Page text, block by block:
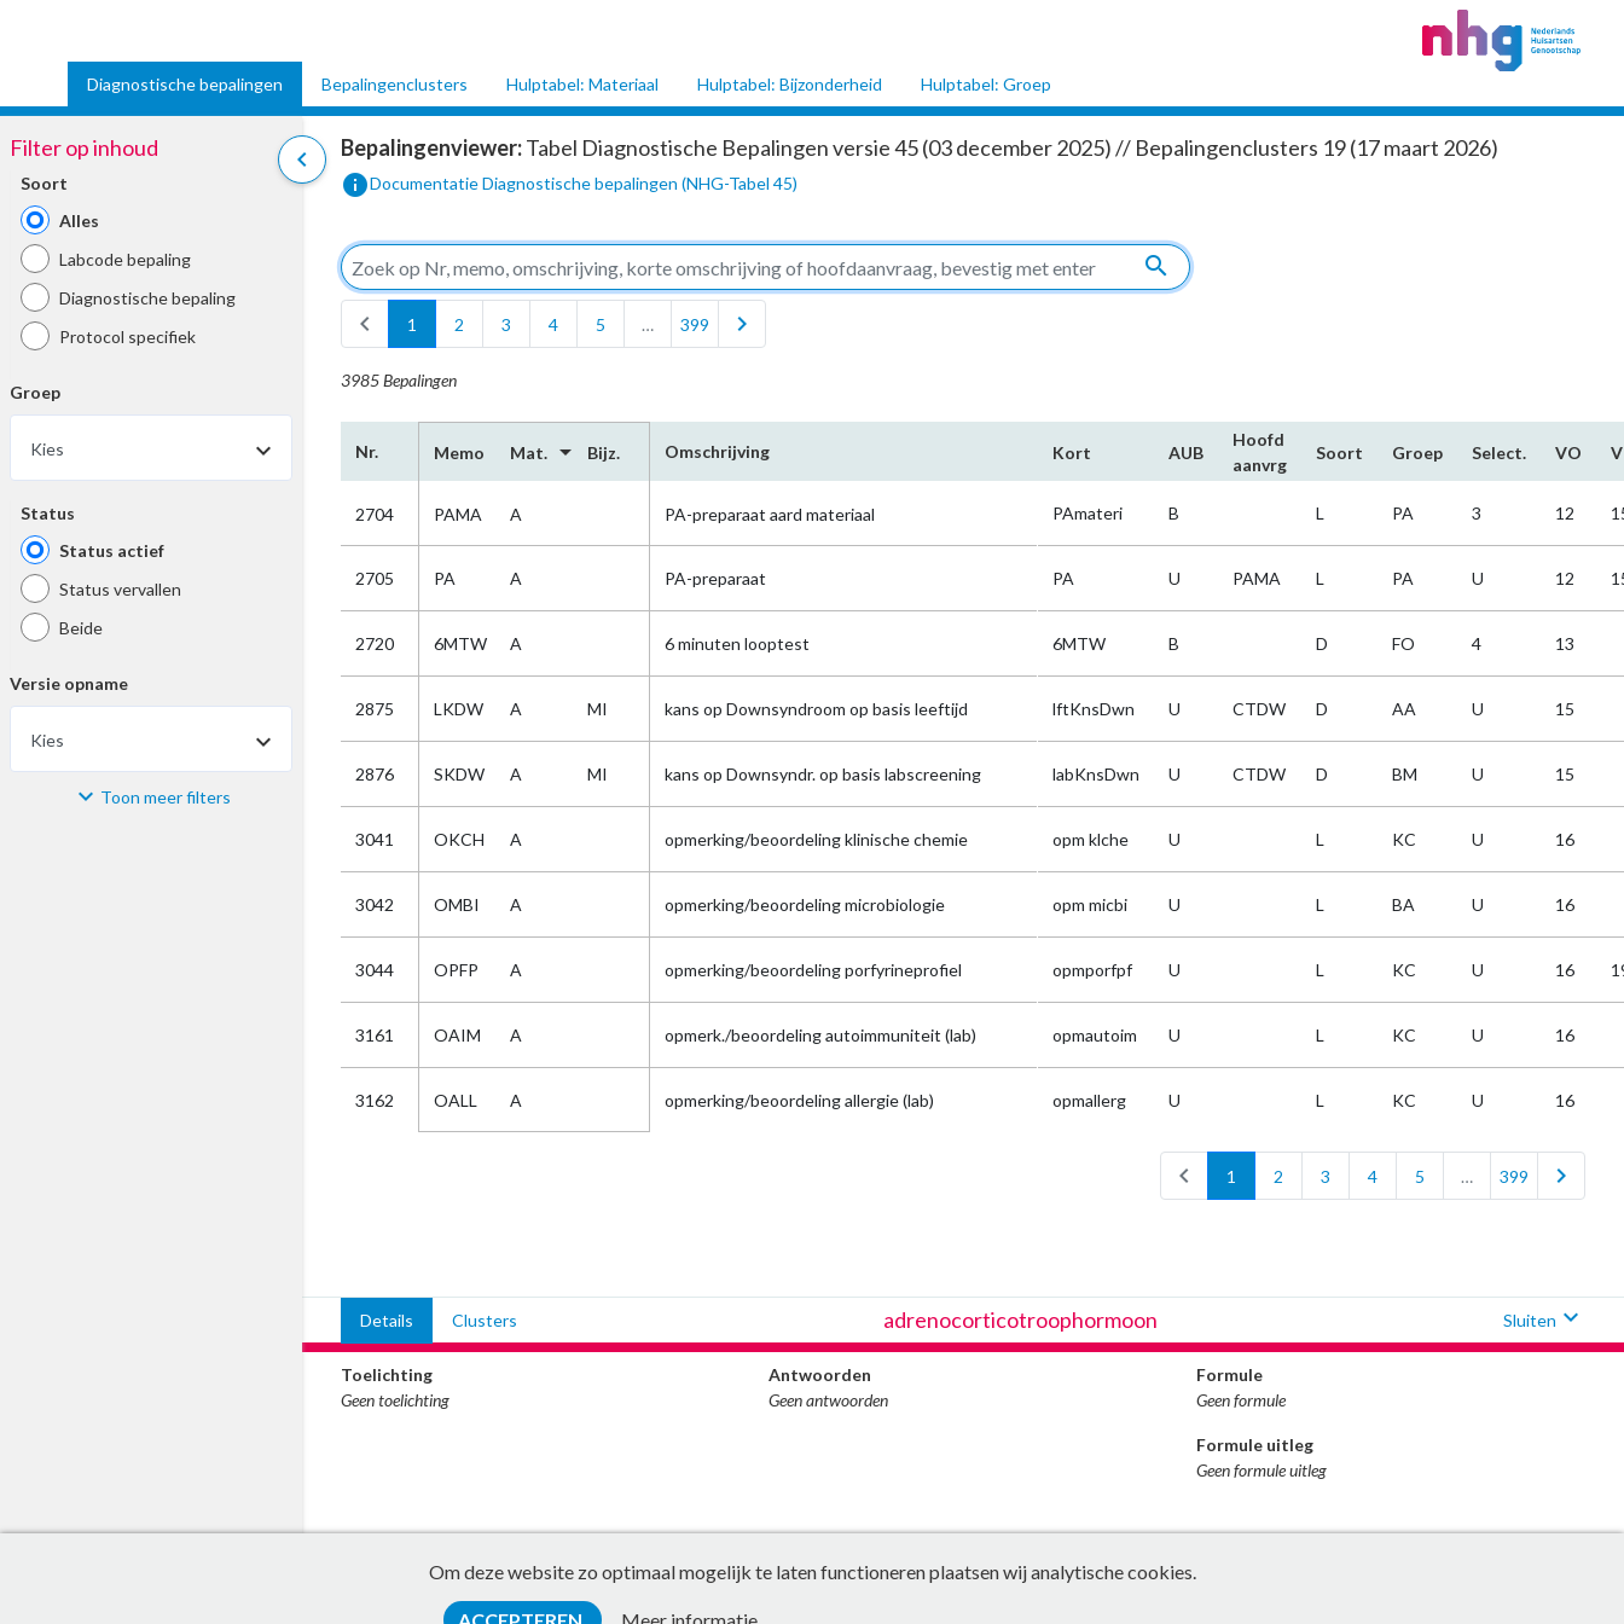
Diagnostische bepalingen Bepalingenclusters Hulptabel: Materiaal Hulptabel: Bijzonderheid Hulptabel: Groep
chevron_left
Filter op inhoud
Soort
Alles
Labcode bepaling
Diagnostische bepaling
Protocol specifiek
Groep
Kies
Status
Status actief
Status vervallen
Beide
Versie opname
Kies
Materiaal Toon meer filters
Bepalingenviewer:Tabel Diagnostische Bepalingen versie 45 (03 december 2025) // Bepalingenclusters 19 (17 maart 2026)
infoDocumentatie Diagnostische bepalingen (NHG-Tabel 45)
search
chevron_left
1 2 3 4 5 … 399 chevron_right
3985 Bepalingen
Nr. Memo Mat. arrow_drop_down Bijz. Omschrijving Kort AUB
Hoofd​
aanvrg
Soort Groep Select. VO
2704 PAMA A PA-preparaat aard materiaal PAmateri B L PA 3 12
2705 PA A PA-preparaat PA U PAMA L PA U 12
2720 6MTW A 6 minuten looptest 6MTW B D FO 4 13
2875 LKDW A MI kans op Downsyndroom op basis leeftijd lftKnsDwn U CTDW D AA U 15
2876 SKDW A MI kans op Downsyndr. op basis labscreening labKnsDwn U CTDW D BM U 15
3041 OKCH A opmerking/beoordeling klinische chemie opm klche U L KC U 16
3042 OMBI A opmerking/beoordeling microbiologie opm micbi U L BA U 16
3044 OPFP A opmerking/beoordeling porfyrineprofiel opmporfpf U L KC U 16
3161 OAIM A opmerk./beoordeling autoimmuniteit (lab) opmautoim U L KC U 16
3162 OALL A opmerking/beoordeling allergie (lab) opmallerg U L KC U 16
chevron_left 1 2 3 4 5 … 399 chevron_right
Details Clusters adrenocorticotroophormoon Sluiten expand_more
Toelichting
Geen toelichting
Antwoorden
Geen antwoorden
Formule
Geen formule
Formule uitleg
Geen formule uitleg
Om deze website zo optimaal mogelijk te laten functioneren plaatsen wij analytische cookies.